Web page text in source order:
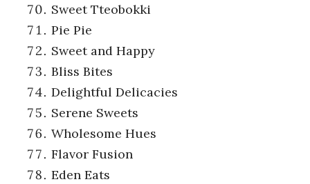
Sweet Tteobokki
Pie Pie
Sweet and Happy
Bliss Bites
Delightful Delicacies
Serene Sweets
Wholesome Hues
Flavor Fusion
Eden Eats